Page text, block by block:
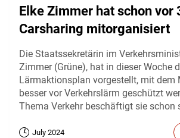
Elke Zimmer hat schon vor
Carsharing mitorganisiert
Die Staatssekretärin im
Zimmer (Grüne), hat in dieser Woche
Lärmaktionsplan vorgestellt, mit dem
besser vor Verkehrslärm geschützt
Thema Verkehr beschäftigt sie schon
July 2024